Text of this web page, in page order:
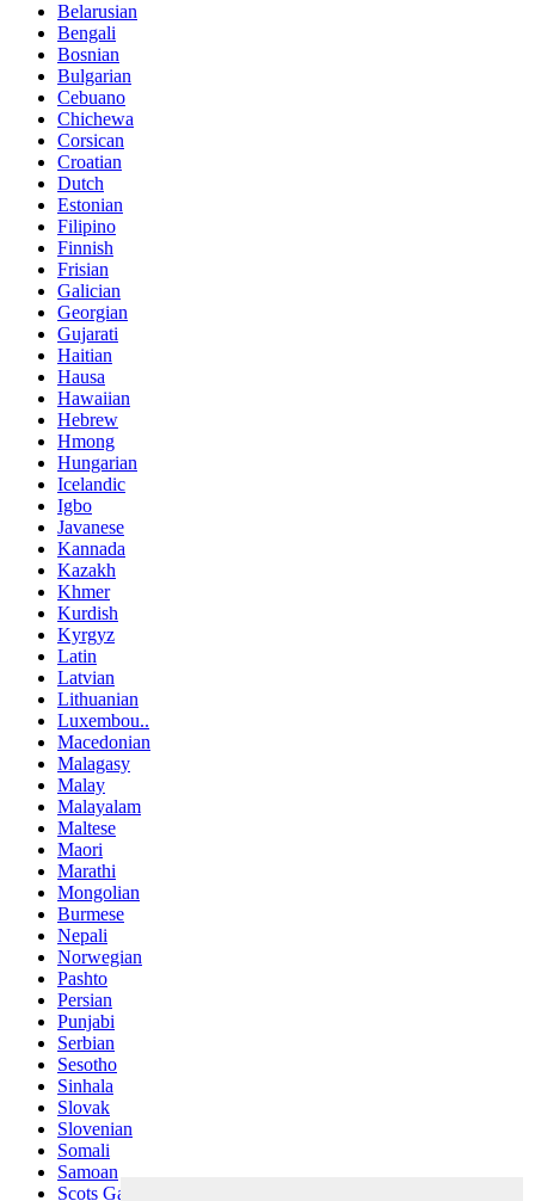
Belarusian
Bengali
Bosnian
Bulgarian
Cebuano
Chichewa
Corsican
Croatian
Dutch
Estonian
Filipino
Finnish
Frisian
Galician
Georgian
Gujarati
Haitian
Hausa
Hawaiian
Hebrew
Hmong
Hungarian
Icelandic
Igbo
Javanese
Kannada
Kazakh
Khmer
Kurdish
Kyrgyz
Latin
Latvian
Lithuanian
Luxembou..
Macedonian
Malagasy
Malay
Malayalam
Maltese
Maori
Marathi
Mongolian
Burmese
Nepali
Norwegian
Pashto
Persian
Punjabi
Serbian
Sesotho
Sinhala
Slovak
Slovenian
Somali
Samoan
Scots Gaelic